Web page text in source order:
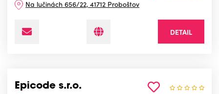
Na lučinách 656/22, 41712 Proboštov
DETAIL
Epicode s.r.o.